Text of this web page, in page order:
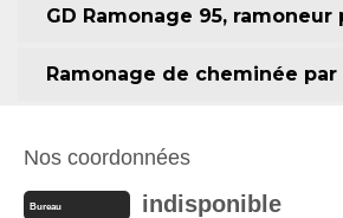
GD Ramonage 95, ramoneur
Ramonage de cheminée par
Nos coordonnées
Bureau indisponible